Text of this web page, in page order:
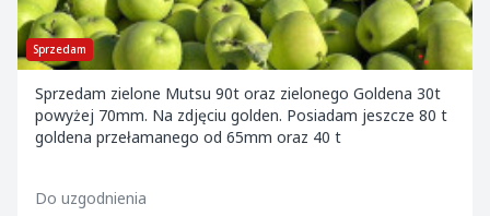
Sprzedam
Sprzedam zielone Mutsu 90t oraz zielonego Goldena 30t
powyżej 70mm. Na zdjęciu golden. Posiadam jeszcze 80 t
goldena przełamanego od 65mm oraz 40 t
Do uzgodnienia